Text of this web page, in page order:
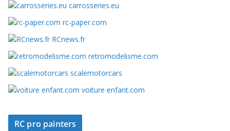
carrosseries.eu
rc-paper.com
RCnews.fr
retromodelisme.com
scalemotorcars
voiture enfant.com
RC pro painters